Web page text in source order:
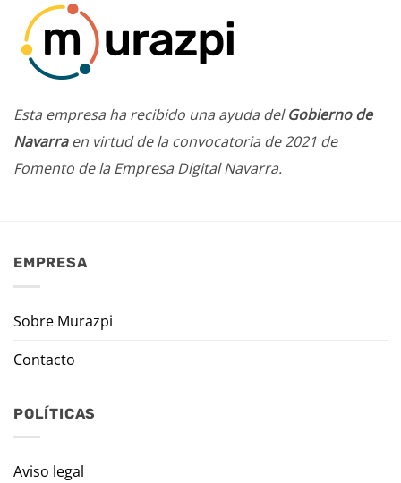
Esta empresa ha recibido una ayuda delGobierno de
Navarraen virtud de la convocatoria de 2021 de
Fomento de la Empresa Digital Navarra.
EMPRESA
Sobre Murazpi
Contacto
POLÍTICAS
Aviso legal